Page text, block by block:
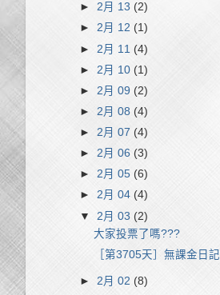
►2月 13(2)
►2月 12 (1)
► 2月 11(4)
► 2月 10(1)
► 2月 09(2)
► 2月 08(4)
►2月 07 (4)
►2月 06(3)
►2月 05 (6)
►2月 04(4)
▼ 2月 03(2)
大家投票了嗎???
［第3705天］無課金日記
►2月 02 (8)